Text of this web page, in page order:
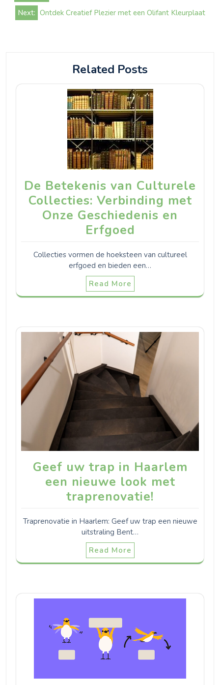
Next: Ontdek Creatief Plezier met een Olifant Kleurplaat
Related Posts
De Betekenis van Culturele
Collecties: Verbinding met
Onze Geschiedenis en
Erfgoed
Collecties vormen de hoeksteen van cultureel
erfgoed en bieden een…
Read More
Geef uw trap in Haarlem
een nieuwe look met
traprenovatie!
Traprenovatie in Haarlem: Geef uw trap een nieuwe
uitstraling Bent…
Read More